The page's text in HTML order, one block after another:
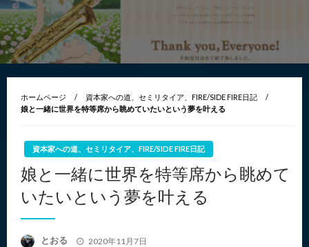
ホームページ
資本家への道、セミリタイア、FIRE/SIDE FIRE日記
娘と一緒に世界を特等席から眺めていたいという夢を叶える
資本家への道、セミリタイア、FIRE/SIDE FIRE日記
娘と一緒に世界を特等席から眺めて
いたいという夢を叶える
とおる
投
2020年11月7日